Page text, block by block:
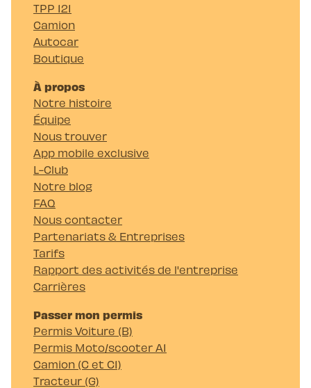
TPP 121
Camion
Autocar
Boutique
À propos
Notre histoire
Équipe
Nous trouver
App mobile exclusive
L-Club
Notre blog
FAQ
Nous contacter
Partenariats & Entreprises
Tarifs
Rapport des activités de l'entreprise
Carrières
Passer mon permis
Permis Voiture (B)
Permis Moto/scooter A1
Camion (C et C1)
Tracteur (G)